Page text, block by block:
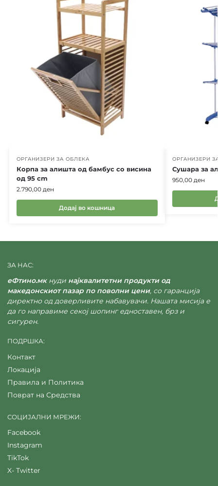
ОРГАНИЗЕРИ ЗА ОБЛЕКА
Корпа за алишта од бамбус со висина
од 95 cm
2.790,00 ден
Додај во кошница
ОРГАНИЗЕРИ
Сушара за
950,00 ден
ЗА НАС:
еФтино.мкнуди најквалитетни продукти од
македонскиот пазар по поволни цени, со гаранција
директно од доверливите набавувачи. Нашата мисија е
да го направиме секој шопинг едноставен, брз и
сигурен.
ПОДРШКА:
Контакт
Локација
Правила и Политика
Поврат на Средства
СОЦИЈАЛНИ МРЕЖИ:
Facebook
Instagram
TikTok
X- Twitter